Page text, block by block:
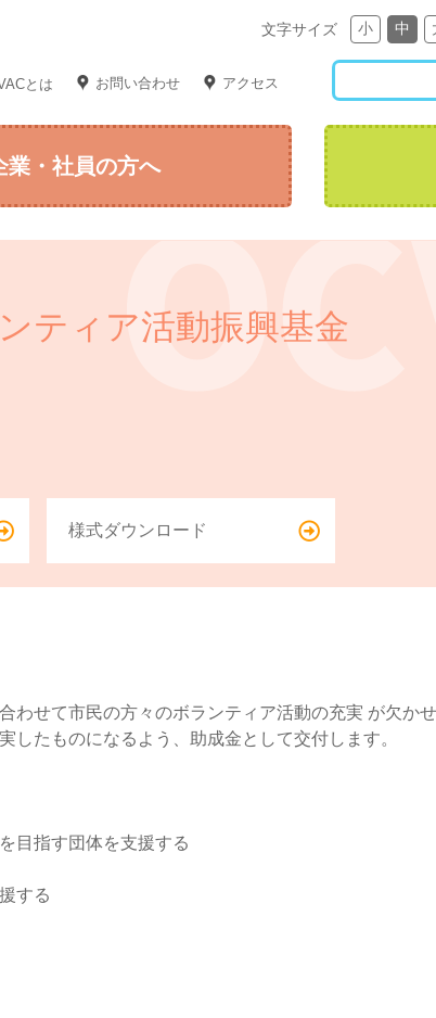
文字サイズ 小 中
とは お問い合わせ アクセス
業・社員の方へ
ティア活動振興基金
様式ダウンロード
わせて市民の方々のボランティア活動の充実 が欠かせ
したものになるよう、助成金として交付します。
目指す団体を支援する
する